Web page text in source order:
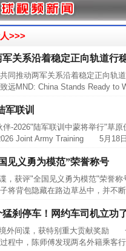
>>>
关系沿着稳定正向轨道行
推动两军关系沿着稳定正向轨
远MND: China Stands Ready to
军联训
2026"陆军联训中蒙将举行"草原
Joint Army Training 5月18
见义勇为模范”荣誉称号
获评"全国见义勇为模范"荣誉
将背包隐藏在路边草丛中，并不
刹停车！网约车司机立功
间谍，获特别重大贡献奖励
中，陈师傅发现两名外籍乘客